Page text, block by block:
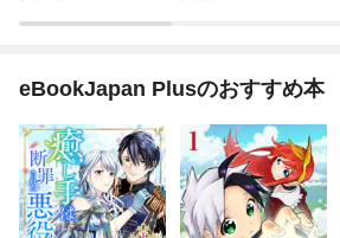
eBookJapan Plusのおすすめ本